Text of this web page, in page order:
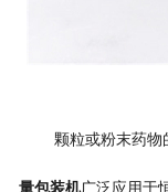
颗粒或粉末药物
量包装机广泛应用于